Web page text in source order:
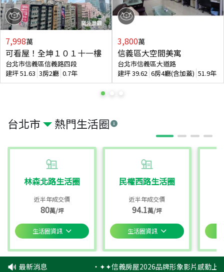
台北市 熱門生活圈
林森北路生活圈
近半年成交價
80萬/坪
生活圈資訊
民權西路生活圈
近半年成交價
94.1萬/坪
生活圈資訊
7,998萬
可看屋！全坤１０１十一樓
台北市信義區信義路四段
建坪51.63 3房2廳 0.7年
3,800萬
信義區大空間美寓
台北市信義區大道路
建坪39.62 6房4廳(含加蓋) 51.9年
最新消息 ‧✦✦信義房屋2026品牌形象影片感動上